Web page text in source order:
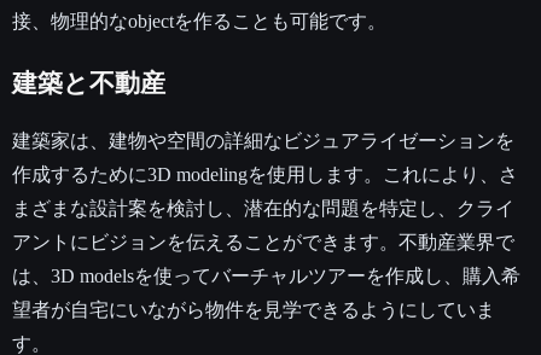
接、物理的なobjectを作ることも可能です。
建築と不動産
建築家は、建物や空間の詳細なビジュアライゼーションを
作成するために3D modelingを使用します。これにより、さ
まざまな設計案を検討し、潜在的な問題を特定し、クライ
アントにビジョンを伝えることができます。不動産業界で
は、3D modelsを使ってバーチャルツアーを作成し、購入希
望者が自宅にいながら物件を見学できるようにしていま
す。